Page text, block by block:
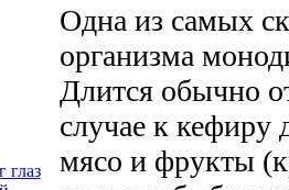
глаз
Одна из самых
организма
Длится обычно
случае к кефиру
мясо и фрукты